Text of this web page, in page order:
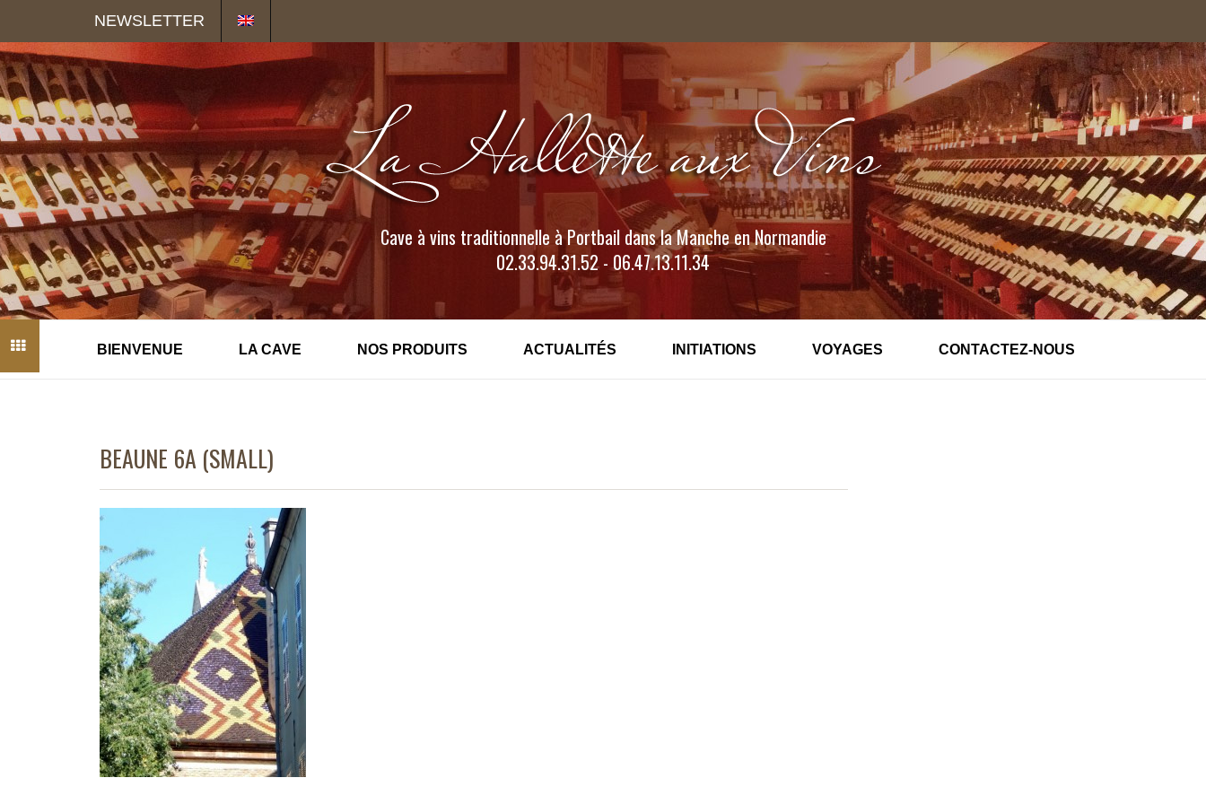
NEWSLETTER
Cave à vins traditionnelle à Portbail dans la Manche en Normandie
02.33.94.31.52 - 06.47.13.11.34
BIENVENUE LA CAVE NOS PRODUITS ACTUALITÉS INITIATIONS VOYAGES CONTACTEZ-NOUS
BEAUNE 6A (SMALL)
Panneau de gestion des cookies